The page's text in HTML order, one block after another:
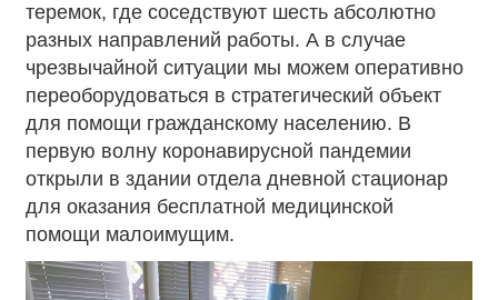
теремок, где соседствуют шесть абсолютно
разных направлений работы. А в случае
чрезвычайной ситуации мы можем оперативно
переоборудоваться в стратегический объект
для помощи гражданскому населению. В
первую волну коронавирусной пандемии
открыли в здании отдела дневной стационар
для оказания бесплатной медицинской
помощи малоимущим.